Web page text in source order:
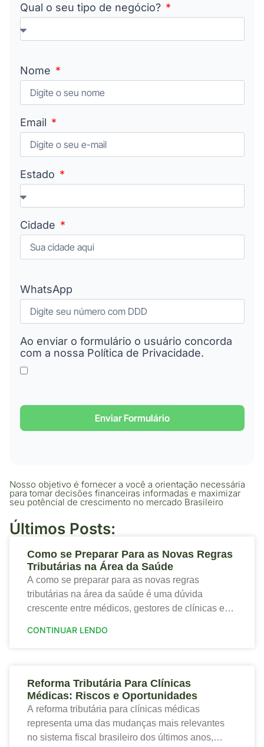
Qual o seu tipo de negócio?
Nome
Email
Estado
Cidade
WhatsApp
Ao enviar o formulário o usuário concorda
com a nossa Política de Privacidade.
Enviar Formulário
Nosso objetivo é fornecer a você a orientação necessária
para tomar decisões financeiras informadas e maximizar
seu potêncial de crescimento no mercado Brasileiro
Últimos Posts:
Como se Preparar Para as Novas Regras
Tributárias na Área da Saúde
A como se preparar para as novas regras
tributárias na área da saúde é uma dúvida
crescente entre médicos, gestores de clínicas e
financeira
CONTINUAR LENDO
Reforma Tributária Para Clínicas
Médicas: Riscos e Oportunidades
A reforma tributária para clínicas médicas
representa uma das mudanças mais relevantes
no sistema fiscal brasileiro dos últimos anos,